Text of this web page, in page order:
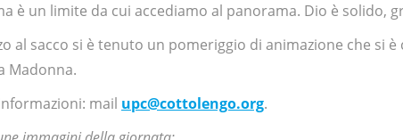
è un limite da cui accediamo al panorama. Dio è solido,
al sacco si è tenuto un pomeriggio di animazione che si è
Madonna.
mail upc@cottolengo.org.